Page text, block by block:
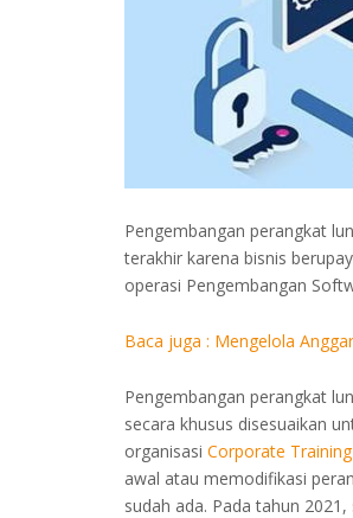
Pengembangan perangkat
terakhir karena bisnis
operasi Pengembangan
Baca juga : Mengelola
Pengembangan perangkat
secara khusus disesuaikan
organisasi Corporate
awal atau memodifikasi
sudah ada. Pada tahun